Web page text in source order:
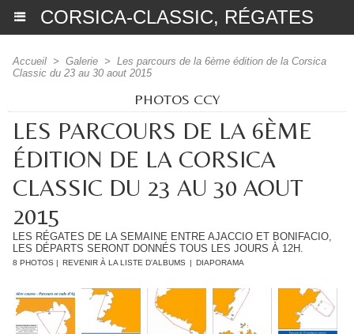
CORSICA-CLASSIC, RÉGATES
Accueil > Galerie > Les parcours de la 6ème édition de la Corsica
Classic du 23 au 30 aout 2015
PHOTOS CCY
LES PARCOURS DE LA 6ÈME
ÉDITION DE LA CORSICA
CLASSIC DU 23 AU 30 AOUT
2015
LES RÉGATES DE LA SEMAINE ENTRE AJACCIO ET BONIFACIO,
LES DÉPARTS SERONT DONNÉS TOUS LES JOURS À 12H.
8 PHOTOS | REVENIR À LA LISTE D'ALBUMS | DIAPORAMA